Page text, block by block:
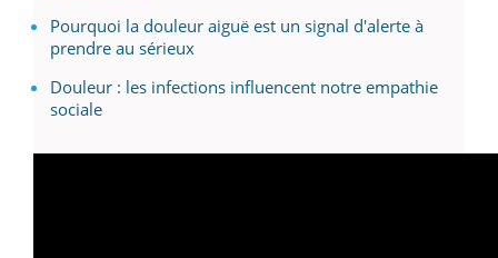
Pourquoi la douleur aiguë est un signal d'alerte à
prendre au sérieux
Douleur : les infections influencent notre empathie
sociale